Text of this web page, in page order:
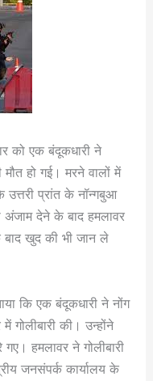
को एक बंदूकधारी ने
हो गई। मरने वालों में
प्रांत के नॉन्गबुआ
अंजाम देने के बाद हमलावर
खुद की भी जान ले
कि एक बंदूकधारी ने नोंग
की। उन्होंने
गए। हमलावर ने गोलीबारी
जनसंपर्क कार्यालय के